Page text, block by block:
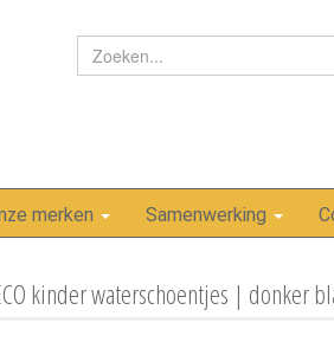
merken Samenwerking
kinder waterschoentjes | donker